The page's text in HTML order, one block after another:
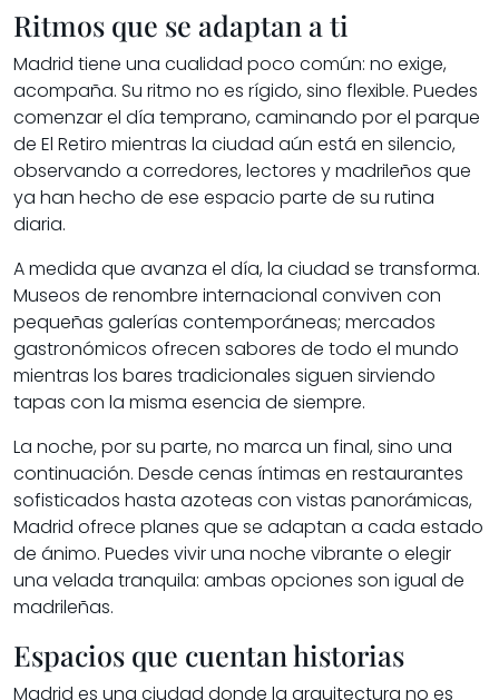
Ritmos que se adaptan a ti
Madrid tiene una cualidad poco común: no exige,
acompaña. Su ritmo no es rígido, sino flexible. Puedes
comenzar el día temprano, caminando por el parque
de El Retiro mientras la ciudad aún está en silencio,
observando a corredores, lectores y madrileños que
ya han hecho de ese espacio parte de su rutina
diaria.
A medida que avanza el día, la ciudad se transforma.
Museos de renombre internacional conviven con
pequeñas galerías contemporáneas; mercados
gastronómicos ofrecen sabores de todo el mundo
mientras los bares tradicionales siguen sirviendo
tapas con la misma esencia de siempre.
La noche, por su parte, no marca un final, sino una
continuación. Desde cenas íntimas en restaurantes
sofisticados hasta azoteas con vistas panorámicas,
Madrid ofrece planes que se adaptan a cada estado
de ánimo. Puedes vivir una noche vibrante o elegir
una velada tranquila: ambas opciones son igual de
madrileñas.
Espacios que cuentan historias
Madrid es una ciudad donde la arquitectura no es